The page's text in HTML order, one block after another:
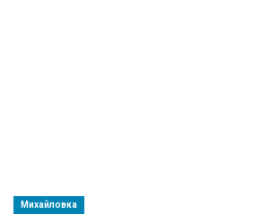
Михайловка